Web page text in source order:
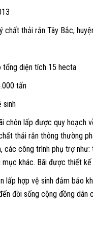
thải rắn Tây Bắc,
tổng diện tích 15 hecta
tấn
sinh
chôn lấp được quy
thải rắn thông thường
các công trình phụ trợ
mục khác. Bãi được thiết
lấp hợp vệ sinh đảm bảo
đời sống cộng đồng